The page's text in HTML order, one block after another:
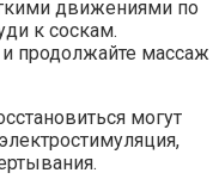
движениями по
к соскам.
продолжайте массаж
могут